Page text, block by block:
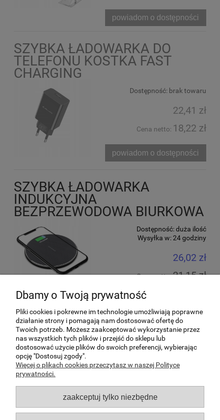
powiadom o dostępności
SZYBKA ŁADOWARKA DO
TELEFONU KOSTKA FAST
CHARGING
Dostępność: brak towaru
22,41 zł
Cena netto: 18,22 zł
powiadom o dostępności
SZYBKA ŁADOWARKA
INDUKCYJNA
BEZPRZEWODOWA BIURKOWA
Dostępność:duża ilość
Wysyłka w:24 godziny
26,02 zł
Cena netto:21,15 zł
« 1 2 »
Płatności i dostawa
Dbamy o Twoją prywatność
Pliki cookies i pokrewne im technologie umożliwiają poprawne
działanie strony i pomagają nam dostosować ofertę do
Twoich potrzeb. Możesz zaakceptować wykorzystanie przez
nas wszystkich tych plików i przejść do sklepu lub
dostosować użycie plików do swoich preferencji, wybierając
opcję "Dostosuj zgody".
Więcej o plikach cookies przeczytasz w naszej Polityce
prywatności.
zaakceptuj tylko niezbędne